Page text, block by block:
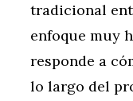
tradicional
enfoque muy
responde a
lo largo del